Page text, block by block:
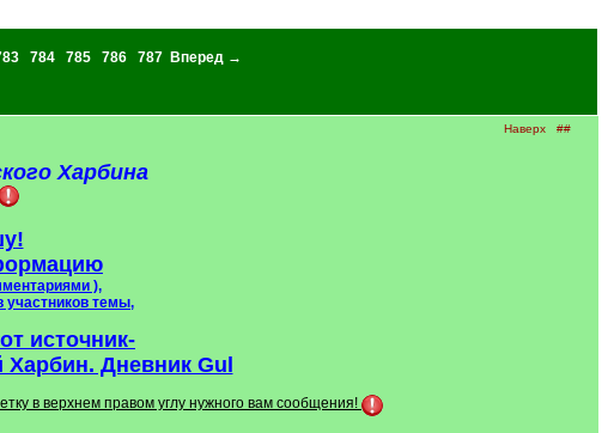
784 785 786 787
Вперед →
Наверх ##
Харбина
),
участников темы,
источник-
Дневник Gul
в верхнем правом углу нужного вам сообщения!